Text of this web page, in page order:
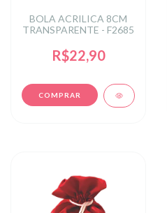
BOLA ACRILICA 8CM
TRANSPARENTE - F2685
R$22,90